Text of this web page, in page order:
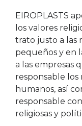
EIROPLASTS
los valores
trato justo a las
pequeños y en
a las empresas
responsable los
humanos, así
responsable
religiosas y